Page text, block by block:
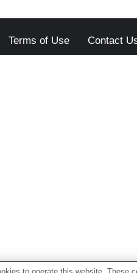
Terms of Use Contact